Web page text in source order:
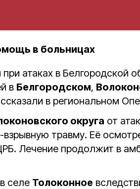
в больницах
атаках в Белгородской
в Белгородском,
в региональном
округа от
травму. Еë
Лечение продолжит в
в селе Толоконное